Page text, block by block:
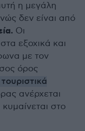
η μεγάλη
δεν είναι από
Οι
εξοχικά και
με τον
όρος
ανέρχεται
στο